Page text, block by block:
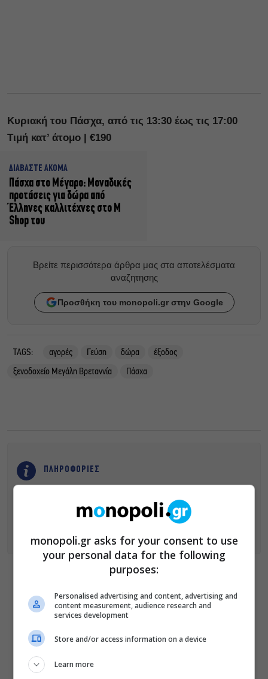
Κυριακή του Πάσχα, από τις 13:30 έως τις 17:00
Τιμή κατ’ άτομο | €190
ΔΙΑΒΑΣΤΕ ΑΚΟΜΑ
Πάσχα στο Μέγαρο: Μοναδικές
προτάσεις για δώρα από
Έλληνες καλλιτέχνες στο M
Shop του
Βρείτε περισσότερα άρθρα μας στα αποτελέσματα
αναζητησης
Προσθήκη του monopoli.gr στην Google
TAGS: αγορές Γεύση δώρα
έξοδος
ξενοδοχείο Μεγάλη Βρεταννία
Πάσχα
ΠΛΗΡΟΦΟΡΙΕΣ
Βασιλέως Γεωργίου Α’ 1, Πλατεία Συντάγματος, 10564
Ώρες Λειτουργίας: Δευτέρα έως Σάββατο, 11:00 – 20:00
Shop online www.grandebretagnestore.com
ΔΕΙΤΕ ΕΠΙΣΗΣ
Οι Ξυλούρηδες live στο Ρέθυμνο –
Πανηγύρι για την ενίσχυση του
πυροσβεστικού σώματος του νομού
«Μια Γυναίκα» στον Alpha: Μια
monopoli.gr asks for your consent to use
your personal data for the following
purposes:
Personalised advertising and content, advertising and
content measurement, audience research and
services development
Store and/or access information on a device
Learn more